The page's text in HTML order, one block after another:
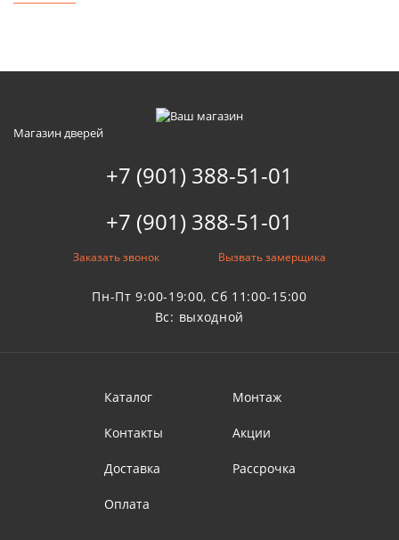
Магазин дверей
+7 (901) 388-51-01
+7 (901) 388-51-01
Заказать звонок Вызвать замерщика
Пн-Пт 9:00-19:00, Сб 11:00-15:00
Вс: выходной
Каталог
Контакты
Доставка
Оплата
Монтаж
Акции
Рассрочка